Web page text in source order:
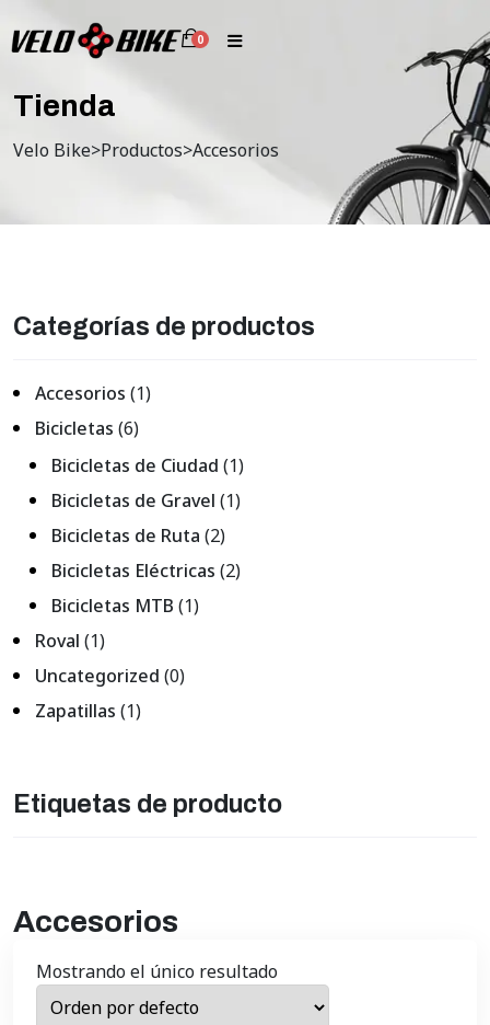
0
Tienda
Velo Bike>Productos>Accesorios
Categorías de productos
Accesorios (1)
Bicicletas (6)
Bicicletas de Ciudad (1)
Bicicletas de Gravel (1)
Bicicletas de Ruta (2)
Bicicletas Eléctricas (2)
Bicicletas MTB (1)
Roval (1)
Uncategorized (0)
Zapatillas (1)
Etiquetas de producto
Accesorios
Mostrando el único resultado